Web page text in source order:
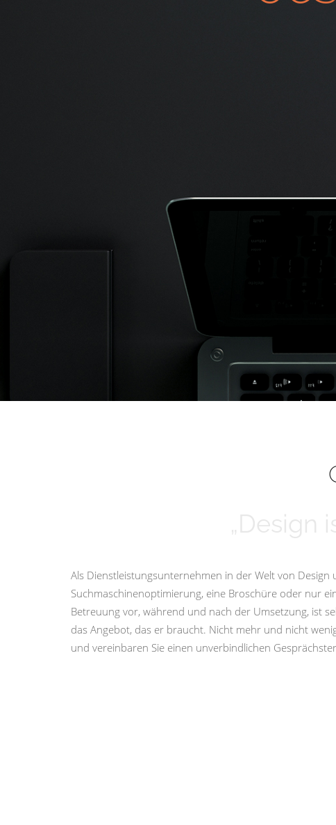
Als Dienstleistungsunternehmen in der Welt von
Suchmaschinenoptimierung, eine Broschüre oder nur
Betreuung vor, während und nach der Umsetzung, ist
das Angebot, das er braucht. Nicht mehr und nicht
und vereinbaren Sie einen unverbindlichen